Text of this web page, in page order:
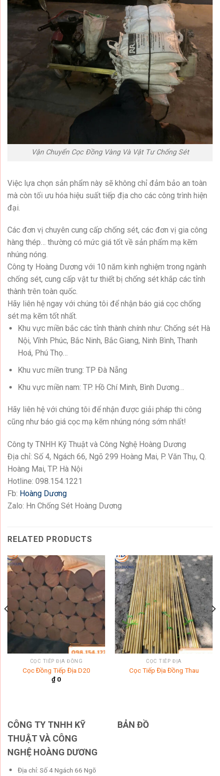
Vận Chuyển Cọc Đồng Vàng Và Vật Tư Chống Sét
Việc lựa chọn sản phẩm này sẽ không chỉ đảm bảo an toàn
mà còn tối ưu hóa hiệu suất tiếp địa cho các công trình hiện
đại.
Các đơn vị chuyên cung cấp chống sét, các đơn vị gia công
hàng thép… thường có mức giá tốt về sản phẩm mạ kẽm
nhúng nóng.
Công ty Hoàng Dương với 10 năm kinh nghiệm trong ngành
chống sét, cung cấp vật tư thiết bị chống sét khắp các tỉnh
thành trên toàn quốc.
Hãy liên hệ ngay với chúng tôi để nhận báo giá cọc chống
sét mạ kẽm tốt nhất.
Khu vực miền bắc các tỉnh thành chính như: Chống sét Hà
Nội, Vĩnh Phúc, Bắc Ninh, Bắc Giang, Ninh Bình, Thanh
Hoá, Phú Thọ…
Khu vưc miền trung: TP Đà Nẵng
Khu vực miền nam: TP. Hồ Chí Minh, Bình Dương…
Hãy liên hệ với chúng tôi để nhận được giải pháp thi công
cũng như báo giá cọc mạ kẽm nhúng nóng sớm nhất!
Công ty TNHH Kỹ Thuật và Công Nghệ Hoàng Dương
Địa chỉ: Số 4, Ngách 66, Ngõ 299 Hoàng Mai, P. Văn Thụ, Q.
Hoàng Mai, TP. Hà Nội
Hotline: 098.154.1221
Fb: Hoàng Dương
Zalo: Hn Chống Sét Hoàng Dương
RELATED PRODUCTS
CỌC TIẾP ĐỊA ĐỒNG
Cọc Đồng Tiếp Địa D20
₫ 0
CỌC TIẾP ĐỊA
Cọc Tiếp Địa Đồng Thau
CÔNG TY TNHH KỸ
THUẬT VÀ CÔNG
NGHỆ HOÀNG DƯƠNG
Địa chỉ: Số 4 Ngách 66 Ngõ
BẢN ĐỒ